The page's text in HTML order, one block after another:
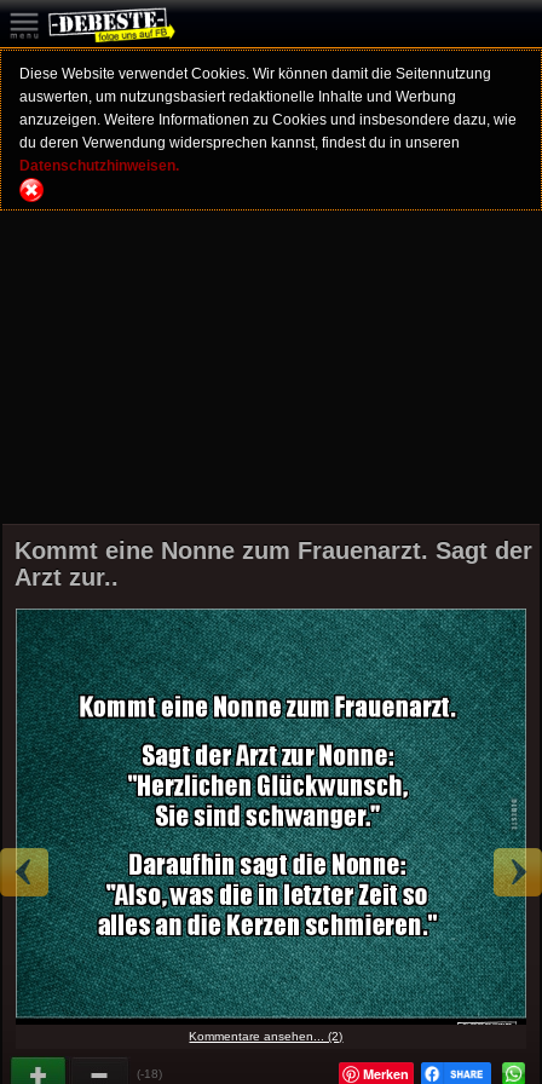
Diese Website verwendet Cookies. Wir können damit die Seitennutzung
auswerten, um nutzungsbasiert redaktionelle Inhalte und Werbung
anzuzeigen. Weitere Informationen zu Cookies und insbesondere dazu, wie
du deren Verwendung widersprechen kannst, findest du in unseren
Datenschutzhinweisen.
Kommt eine Nonne zum Frauenarzt. Sagt der
Arzt zur..
Kommentare ansehen... (2)
(-18) Merken